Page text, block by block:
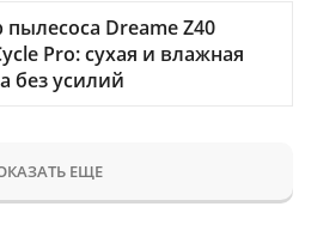
пылесоса Dreame Z40
Pro: сухая и влажная
без усилий
ЕЩЕ